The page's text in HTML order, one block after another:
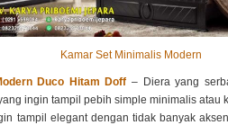
Kamar Set Minimalis Modern
Duco Hitam Doff – Diera yang
ingin tampil pebih simple minimalis atau
tampil elegant dengan tidak banyak